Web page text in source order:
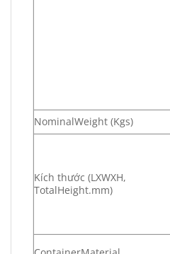
NominalWeight (Kgs)
Kích thước (LXWXH,
TotalHeight.mm)